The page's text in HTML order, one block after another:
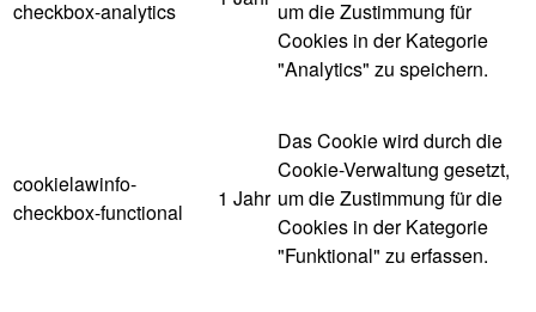
checkbox-analytics
um die Zustimmung für
Cookies in der Kategorie
"Analytics" zu speichern.
cookielawinfo-
checkbox-functional
1 Jahr
Das Cookie wird durch die
Cookie-Verwaltung gesetzt,
um die Zustimmung für die
Cookies in der Kategorie
"Funktional" zu erfassen.